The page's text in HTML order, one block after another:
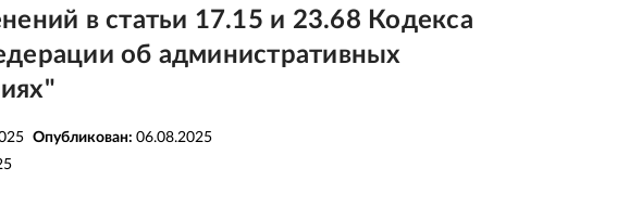
в статьи 17.15 и 23.68 Кодекса
об административных
Опубликован: 06.08.2025